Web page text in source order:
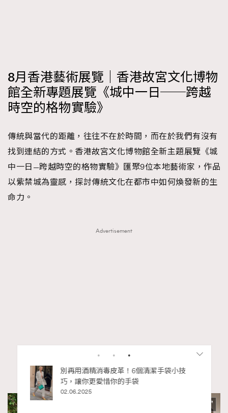
8月香港藝術展覽｜香港故宮文化博物
館全新專題展覽《城中一日──跨越
時空的格物實驗》
傳統與當代的距離，往往不在於時間，而在於我們有沒有
找到連結的方式。香港故宮文化博物館全新主題展覽《城
中一日—跨越時空的格物實驗》匯聚9位本地藝術家，作品
以紫禁城為靈感，探討傳統文化在都市中如何煥發新的生
命力。
Advertisement